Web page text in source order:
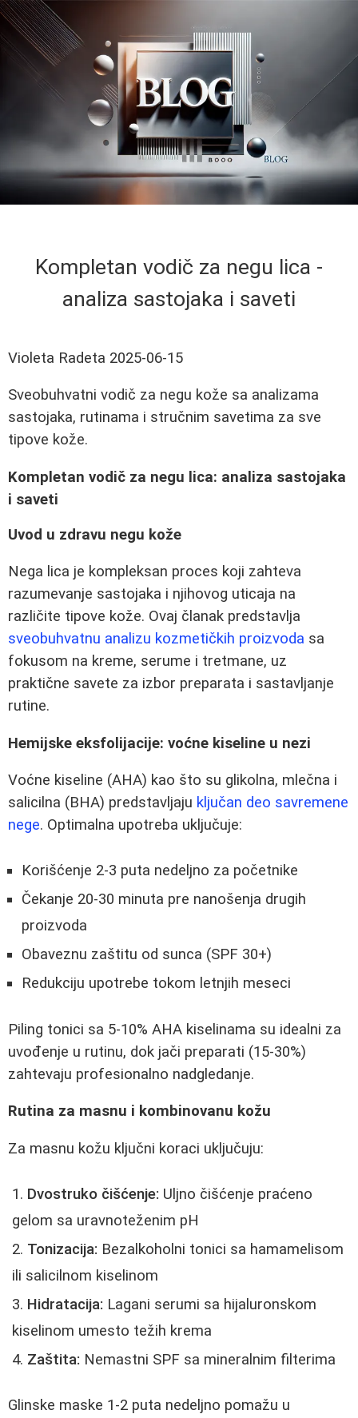
Kompletan vodič za negu lica -
analiza sastojaka i saveti
Violeta Radeta 2025-06-15
Sveobuhvatni vodič za negu kože sa analizama
sastojaka, rutinama i stručnim savetima za sve
tipove kože.
Kompletan vodič za negu lica: analiza sastojaka
i saveti
Uvod u zdravu negu kože
Nega lica je kompleksan proces koji zahteva
razumevanje sastojaka i njihovog uticaja na
različite tipove kože. Ovaj članak predstavlja
sveobuhvatnu analizu kozmetičkih proizvoda sa
fokusom na kreme, serume i tretmane, uz
praktične savete za izbor preparata i sastavljanje
rutine.
Hemijske eksfolijacije: voćne kiseline u nezi
Voćne kiseline (AHA) kao što su glikolna, mlečna i
salicilna (BHA) predstavljaju ključan deo savremene
nege. Optimalna upotreba uključuje:
Korišćenje 2-3 puta nedeljno za početnike
Čekanje 20-30 minuta pre nanošenja drugih
proizvoda
Obaveznu zaštitu od sunca (SPF 30+)
Redukciju upotrebe tokom letnjih meseci
Piling tonici sa 5-10% AHA kiselinama su idealni za
uvođenje u rutinu, dok jači preparati (15-30%)
zahtevaju profesionalno nadgledanje.
Rutina za masnu i kombinovanu kožu
Za masnu kožu ključni koraci uključuju:
Dvostruko čišćenje: Uljno čišćenje praćeno
gelom sa uravnoteženim pH
Tonizacija: Bezalkoholni tonici sa hamamelisom
ili salicilnom kiselinom
Hidratacija: Lagani serumi sa hijaluronskom
kiselinom umesto težih krema
Zaštita: Nemastni SPF sa mineralnim filterima
Glinske maske 1-2 puta nedeljno pomažu u